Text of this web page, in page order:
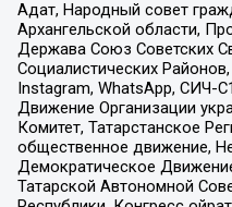
Адат, Народный совет
Архангельской области,
Держава Союз Советских
Социалистических
Instagram, WhatsApp, СИЧ-
Движение Организации
Комитет, Татарстанское
общественное движение,
Демократическое
Татарской Автономной